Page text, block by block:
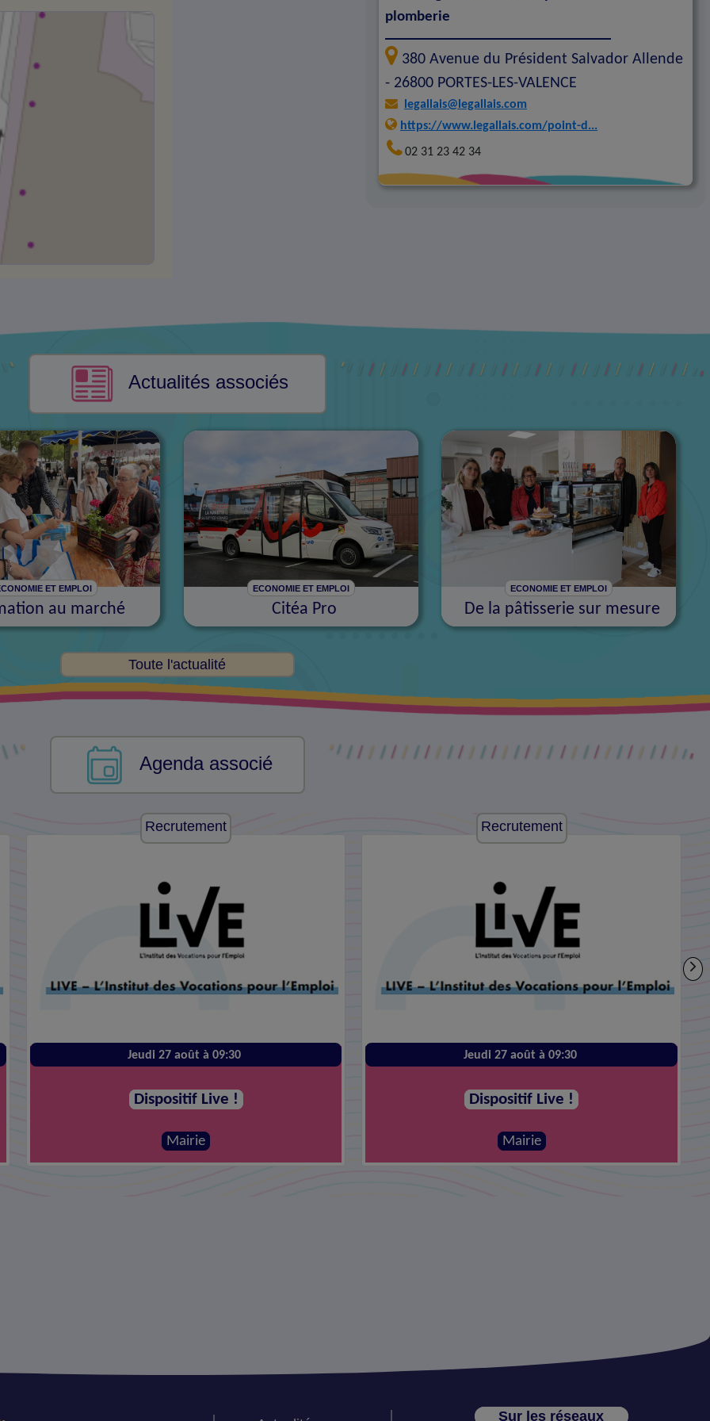
plomberie
380 Avenue du Président Salvador Allende
- 26800 PORTES-LES-VALENCE
legallais@legallais.com
https://www.legallais.com/point-d...
02 31 23 42 34
Actualités associés
ET EMPLOI
au marché
ECONOMIE ET EMPLOI
Citéa Pro
ECONOMIE ET EMPLOI
De la pâtisserie sur mesure
Toute l'actualité
Agenda associé
Recrutement
Jeudi 27 août à 09:30
Dispositif Live !
Mairie
Recrutement
Jeudi 27 août à 09:30
Dispositif Live !
Mairie
Sur les réseaux